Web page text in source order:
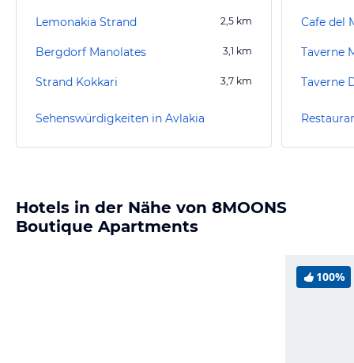
Lemonakia Strand 2,5 km
Bergdorf Manolates 3,1 km
Strand Kokkari 3,7 km
Sehenswürdigkeiten in Avlakia
Cafe del
Taverne
Taverne
Hotels in der Nähe von 8MOONS
Boutique Apartments
100%